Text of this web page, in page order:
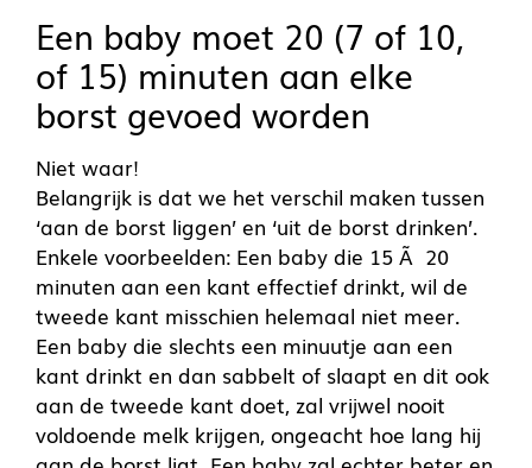
Een baby moet 20 (7 of 10,
of 15) minuten aan elke
borst gevoed worden
Niet waar!
Belangrijk is dat we het verschil maken tussen
‘aan de borst liggen’ en ‘uit de borst drinken’.
Enkele voorbeelden: Een baby die 15 Ã 20
minuten aan een kant effectief drinkt, wil de
tweede kant misschien helemaal niet meer.
Een baby die slechts een minuutje aan een
kant drinkt en dan sabbelt of slaapt en dit ook
aan de tweede kant doet, zal vrijwel nooit
voldoende melk krijgen, ongeacht hoe lang hij